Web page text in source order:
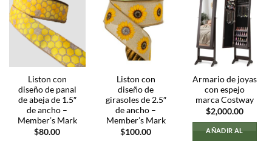
Liston con
diseño de panal
de abeja de 1.5″
de ancho –
Member’s Mark
$80.00
Liston con
diseño de
girasoles de 2.5″
de ancho –
Member’s Mark
$100.00
Armario de joyas
con espejo
marca Costway
$2,000.00
AÑADIR AL